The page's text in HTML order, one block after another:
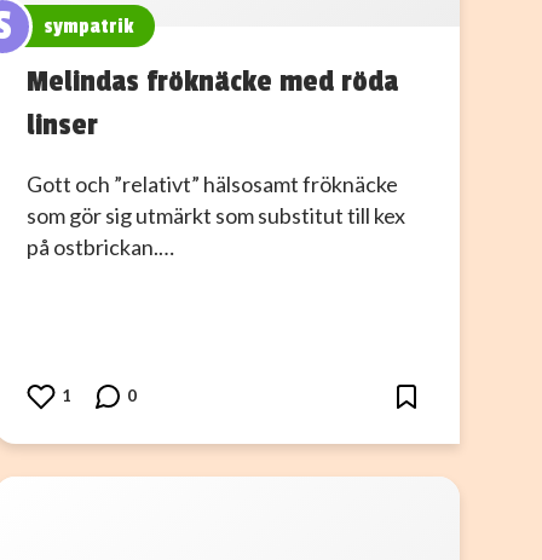
sympatrik
Melindas fröknäcke med röda
linser
Gott och ”relativt” hälsosamt fröknäcke
som gör sig utmärkt som substitut till kex
på ostbrickan.…
1 0